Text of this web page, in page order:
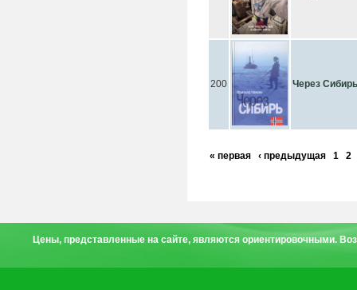
200 Через Сибирь
« первая ‹ предыдущая 1 2
Цены, представленные на сайте, являются ориентировочными.